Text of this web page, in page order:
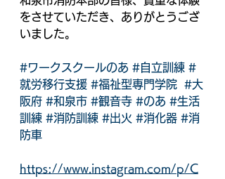
をさせていただき、ありがとうござ
いました。
#ワークスクールのあ #自立訓練 #
就労移行支援 #福祉型専門学院
#大
阪府 #和泉市 #観音寺 #のあ #生活
訓練 #消防訓練 #出火 #消化器 #消
防車
https://www.instagram.com/p/C